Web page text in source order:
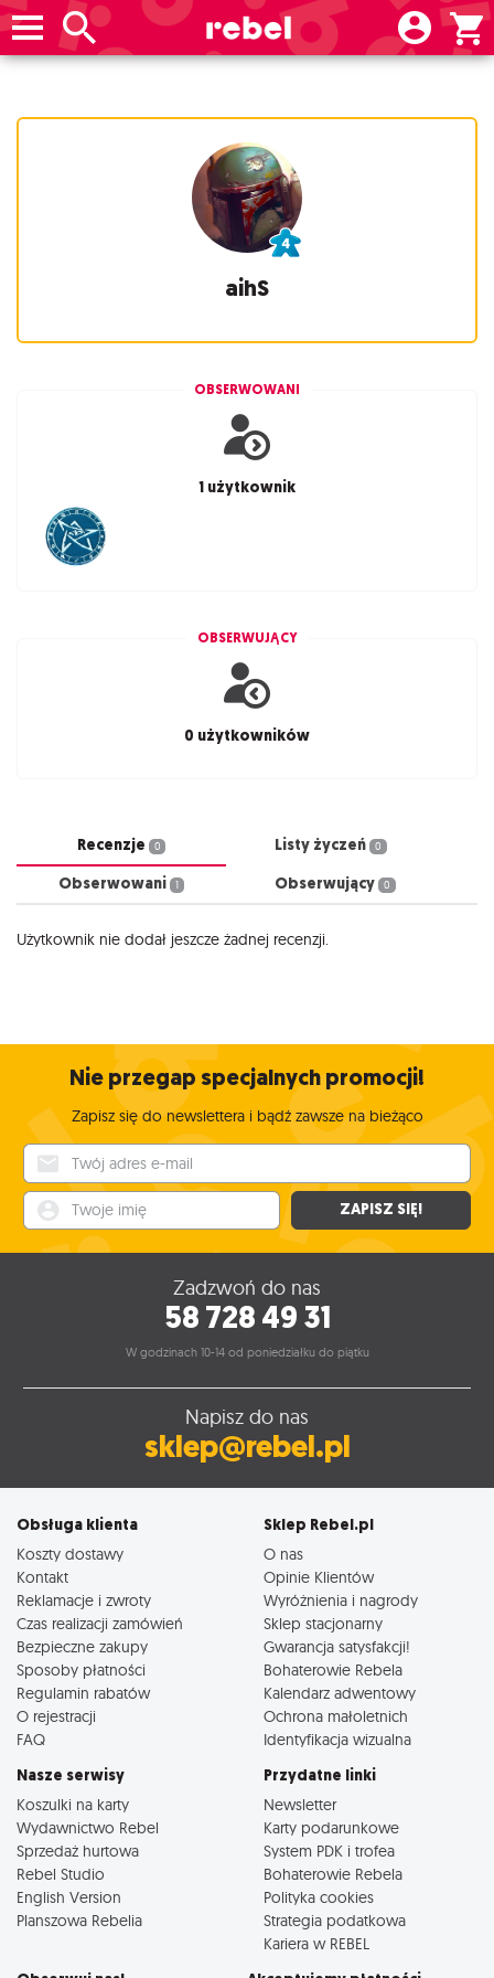
aihS
OBSERWOWANI
1 użytkownik
OBSERWUJĄCY
0 użytkowników
Recenzje 0 Listy życzeń 0
Obserwowani 1 Obserwujący 0
Użytkownik nie dodał jeszcze żadnej recenzji.
Nie przegap specjalnych promocji!
Zapisz się do newslettera i bądź zawsze na bieżąco
ZAPISZ SIĘ!
Zadzwoń do nas
58 728 49 31
W godzinach 10-14 od poniedziałku do piątku
Napisz do nas
sklep@rebel.pl
Obsługa klienta
Koszty dostawy
Kontakt
Reklamacje i zwroty
Czas realizacji zamówień
Bezpieczne zakupy
Sposoby płatności
Regulamin rabatów
O rejestracji
FAQ
Sklep Rebel.pl
O nas
Opinie Klientów
Wyróżnienia i nagrody
Sklep stacjonarny
Gwarancja satysfakcji!
Bohaterowie Rebela
Kalendarz adwentowy
Ochrona małoletnich
Identyfikacja wizualna
Nasze serwisy
Koszulki na karty
Wydawnictwo Rebel
Sprzedaż hurtowa
Rebel Studio
English Version
Planszowa Rebelia
Przydatne linki
Newsletter
Karty podarunkowe
System PDK i trofea
Bohaterowie Rebela
Polityka cookies
Strategia podatkowa
Kariera w REBEL